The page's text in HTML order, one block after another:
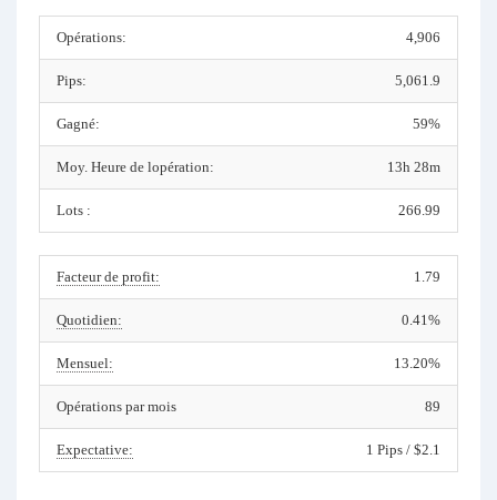
Opérations: 4,906
Pips: 5,061.9
Gagné: 59%
Moy. Heure de lopération: 13h 28m
Lots : 266.99
Facteur de profit: 1.79
Quotidien: 0.41%
Mensuel: 13.20%
Opérations par mois 89
Expectative: 1 Pips / $2.1